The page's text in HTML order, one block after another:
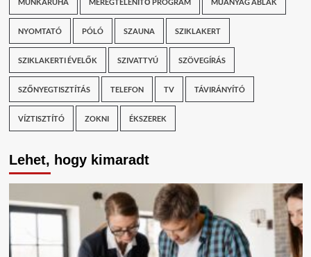
NYOMTATÓ PÓLÓ SZAUNA SZIKLAKERT
SZIKLAKERTI ÉVELŐK SZIVATTYÚ SZÖVEGÍRÁS
SZŐNYEGTISZTÍTÁS TELEFON TV TÁVIRÁNYÍTÓ
VÍZTISZTÍTÓ ZOKNI ÉKSZEREK
Lehet, hogy kimaradt